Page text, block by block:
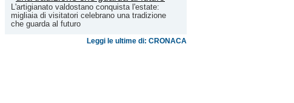
L'artigianato valdostano conquista l'estate:
migliaia di visitatori celebrano una tradizione
che guarda al futuro
Leggi le ultime di: CRONACA